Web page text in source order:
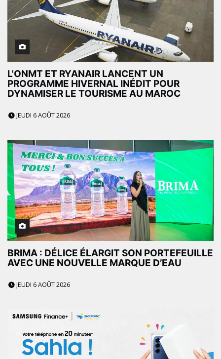
L'ONMT ET RYANAIR LANCENT UN
PROGRAMME HIVERNAL INÉDIT POUR
DYNAMISER LE TOURISME AU MAROC
JEUDI 6 AOÛT 2026
BRIMA : DÉLICE ÉLARGIT SON PORTEFEUILLE
AVEC UNE NOUVELLE MARQUE D’EAU
JEUDI 6 AOÛT 2026